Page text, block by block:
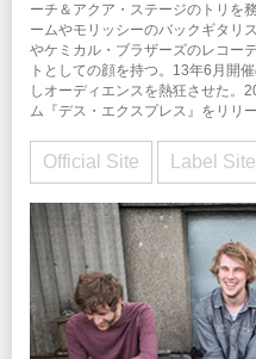
ーチ＆アクア・ステージのトリを
ームやモリッシーのバックギタリ
やケミカル・ブラザーズのレコー
トとしての顔を持つ。13年6月開
しオーディエンスを熱狂させた。
ム『デス・エクスプレス』をリリー
Official Site Label Site